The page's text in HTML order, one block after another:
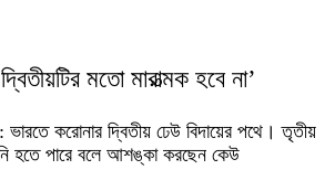
মতো মারাত্মক হবে না’
ভারতে করোনার দ্বিতীয় ঢেউ বিদায়ের পথে। তৃতীয়
হতে পারে বলে আশঙ্কা করছেন কেউ